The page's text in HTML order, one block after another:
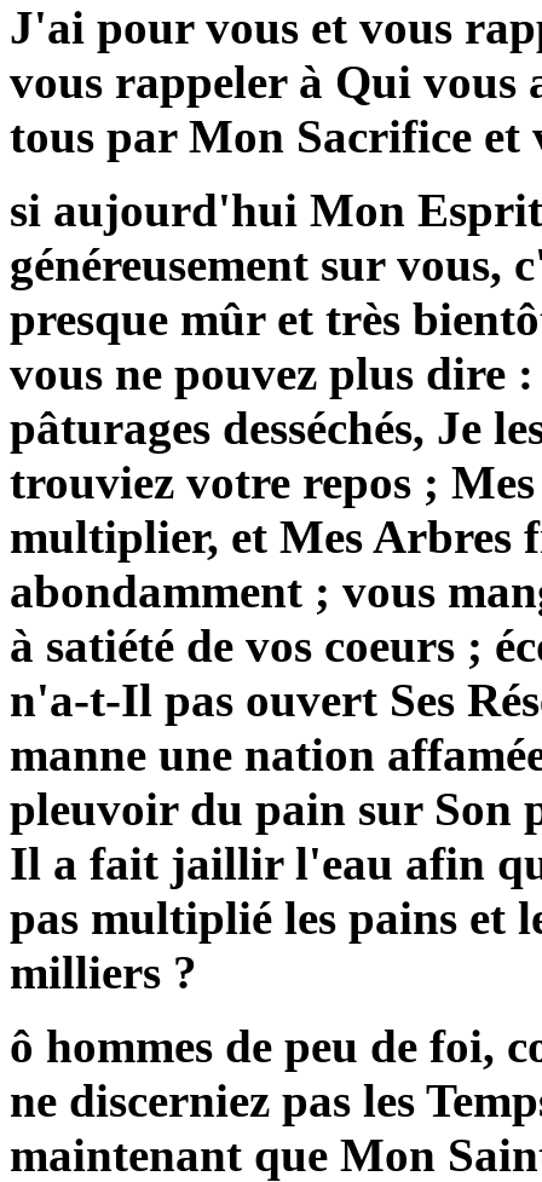
J'ai pour vous et vous
vous rappeler à Qui vous
tous par Mon Sacrifice et
si aujourd'hui Mon Esprit
généreusement sur vous,
presque mûr et très
vous ne pouvez plus dire
pâturages desséchés, Je
trouviez votre repos ;
multiplier, et Mes
abondamment ; vous
à satiété de vos coeurs ;
n'a-t-Il pas ouvert Ses
manne une nation
pleuvoir du pain sur Son
Il a fait jaillir l'eau afin
pas multiplié les pains et
milliers ?
ô hommes de peu de foi,
ne discerniez pas les
maintenant que Mon